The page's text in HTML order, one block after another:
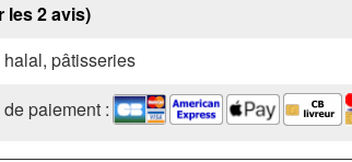
les 2 avis)
pâtisseries
paiement :